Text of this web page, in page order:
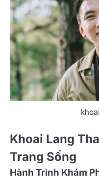
Khoai Lang
Trang Sống
Hành Trình Khám